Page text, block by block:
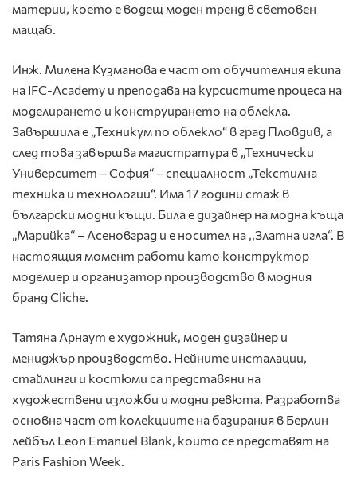
материи, което е водещ моден тренд в световен
мащаб.
Инж. Милена Кузманова е част от обучителния екипа
на IFC-Academy и преподава на курсистите процеса на
моделирането и конструирането на облекла.
Завършила е „Техникум по облекло“ в град Пловдив, а
след това завършва магистратура в „Технически
Университет – София“ – специалност „Текстилна
техника и технологии“. Има 17 години стаж в
български модни къщи. Била е дизайнер на модна къща
„Марийка“ – Асеновград и е носител на ,,Златна игла“. В
настоящия момент работи като конструктор
моделиер и организатор производство в модния
бранд Cliche.
Татяна Арнаут е художник, моден дизайнер и
мениджър производство. Нейните инсталации,
стайлинги и костюми са представяни на
художествени изложби и модни ревюта. Разработва
основна част от колекциите на базирания в Берлин
лейбъл Leon Emanuel Blank, които се представят на
Paris Fashion Week.